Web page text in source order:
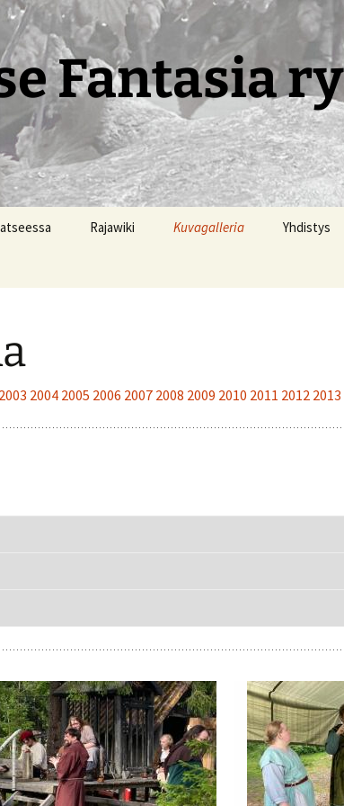
Fantasia ry
Rajawiki Kuvagalleria Yhdistys
2003 2004 2005 2006 2007 2008 2009 2010 2011 2012 2013